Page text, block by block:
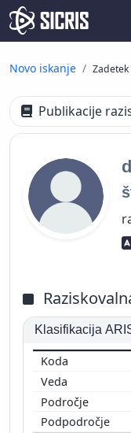
Novo iskanje Zadetek
Publikacije
Klasifikacija